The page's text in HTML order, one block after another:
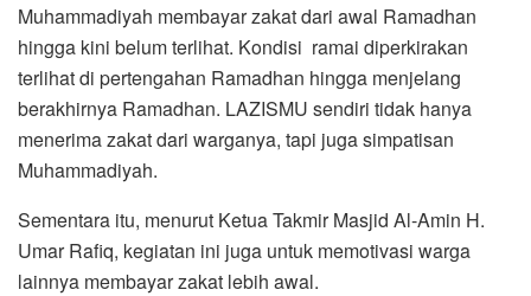
Muhammadiyah membayar zakat dari awal Ramadhan
hingga kini belum terlihat. Kondisi ramai diperkirakan
terlihat di pertengahan Ramadhan hingga menjelang
berakhirnya Ramadhan. LAZISMU sendiri tidak hanya
menerima zakat dari warganya, tapi juga simpatisan
Muhammadiyah.
Sementara itu, menurut Ketua Takmir Masjid Al-Amin H.
Umar Rafiq, kegiatan ini juga untuk memotivasi warga
lainnya membayar zakat lebih awal.